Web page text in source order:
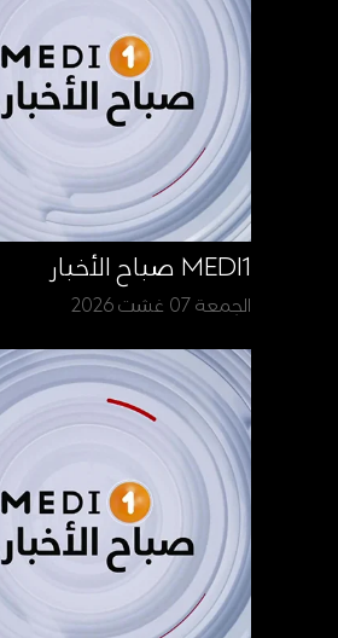
MEDI1 صباح الأخبار
الجمعة 07 غشت 2026